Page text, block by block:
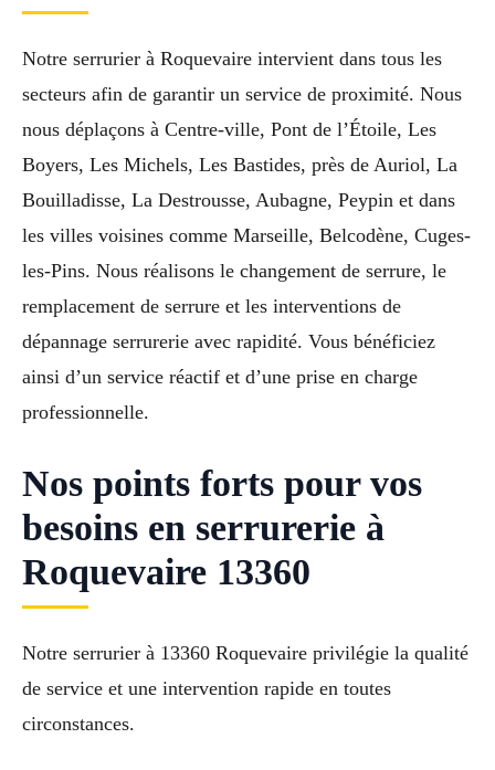
Notre serrurier à Roquevaire intervient dans tous les
secteurs afin de garantir un service de proximité. Nous
nous déplaçons à Centre-ville, Pont de l’Étoile, Les
Boyers, Les Michels, Les Bastides, près de Auriol, La
Bouilladisse, La Destrousse, Aubagne, Peypin et dans
les villes voisines comme Marseille, Belcodène, Cuges-
les-Pins. Nous réalisons le changement de serrure, le
remplacement de serrure et les interventions de
dépannage serrurerie avec rapidité. Vous bénéficiez
ainsi d’un service réactif et d’une prise en charge
professionnelle.
Nos points forts pour vos
besoins en serrurerie à
Roquevaire 13360
Notre serrurier à 13360 Roquevaire privilégie la qualité
de service et une intervention rapide en toutes
circonstances.